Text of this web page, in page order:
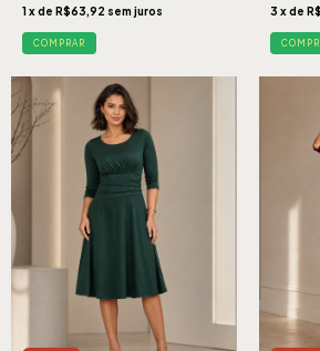
1 x de R$63,92 sem juros
COMPRAR
3 x de